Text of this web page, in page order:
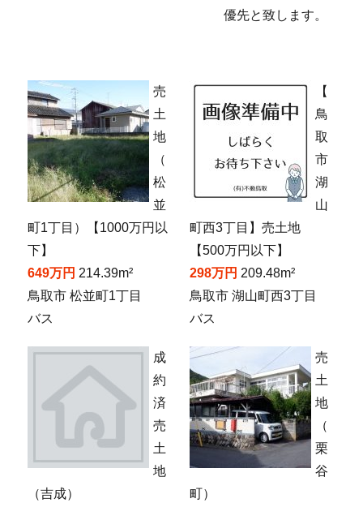
優先と致します。
売
土
地
（
松
並
町1丁目）【1000万円以
下】
649万円 214.39m²
鳥取市 松並町1丁目
バス
【
鳥
取
市
湖
山
町西3丁目】売土地
【500万円以下】
298万円 209.48m²
鳥取市 湖山町西3丁目
バス
成
約
済
売
土
地
（吉成）
売
土
地
（
栗
谷
町）